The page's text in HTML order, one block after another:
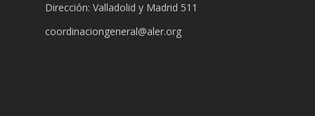
Dirección: Valladolid y Madrid 511
coordinaciongeneral@aler.org